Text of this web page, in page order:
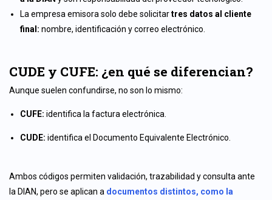
La empresa emisora solo debe solicitartres datos al cliente
final: nombre, identificación y correo electrónico.
CUDE y CUFE: ¿en qué se diferencian?
Aunque suelen confundirse, no son lo mismo:
CUFE: identifica la factura electrónica.
CUDE: identifica el Documento Equivalente Electrónico.
Ambos códigos permiten validación, trazabilidad y consulta ante
la DIAN, pero se aplican a documentos distintos, como la